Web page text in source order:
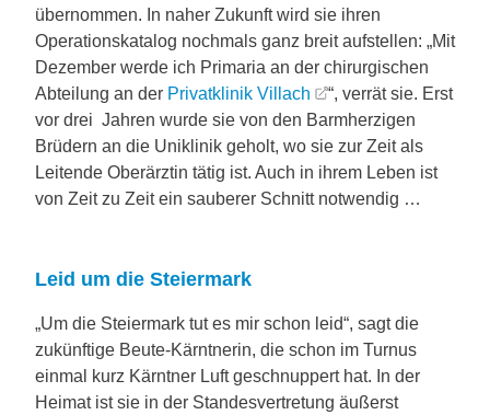
übernommen. In naher Zukunft wird sie ihren
Operationskatalog nochmals ganz breit aufstellen: „Mit
Dezember werde ich Primaria an der chirurgischen
Abteilung an der Privatklinik Villach
“, verrät sie. Erst
vor drei Jahren wurde sie von den Barmherzigen
Brüdern an die Uniklinik geholt, wo sie zur Zeit als
Leitende Oberärztin tätig ist. Auch in ihrem Leben ist
von Zeit zu Zeit ein sauberer Schnitt notwendig …
Leid um die Steiermark
„Um die Steiermark tut es mir schon leid“, sagt die
zukünftige Beute-Kärntnerin, die schon im Turnus
einmal kurz Kärntner Luft geschnuppert hat. In der
Heimat ist sie in der Standesvertretung äußerst